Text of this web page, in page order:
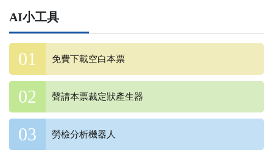
AI小工具
免費下載空白本票
聲請本票裁定狀產生器
勞檢分析機器人